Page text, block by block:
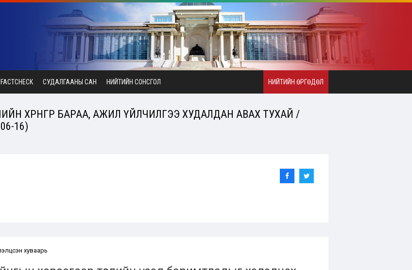
FACTCHECK СУДАЛГААНЫ САН НИЙТИЙН СОНСГОЛ НИЙТИЙН ӨРГӨДӨЛ
ХӨРӨНГӨӨР БАРАА, АЖИЛ ҮЙЛЧИЛГЭЭ ХУДАЛДАН АВАХ ТУХАЙ /
16)
хуваарь